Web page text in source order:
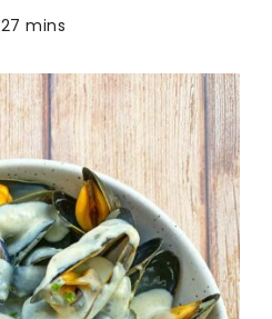
27 mins